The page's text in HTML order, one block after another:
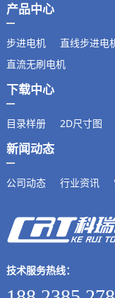
产品中心
步进电机 直线步进电
直流无刷电机
下载中心
目录样册 2D尺寸图
新闻动态
公司动态 行业资讯
技术服务热线：